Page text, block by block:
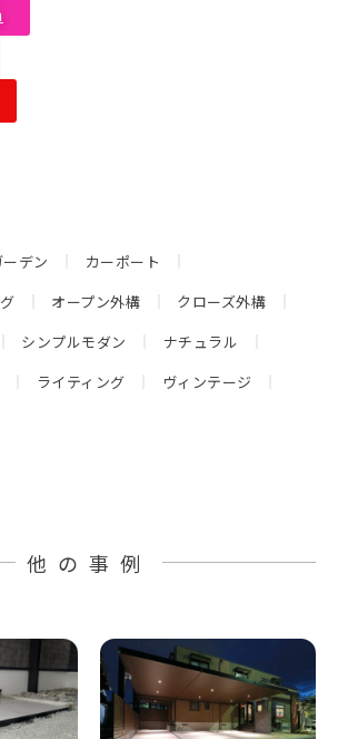
ーデン
カーポート
オープン外構
クローズ外構
シンプルモダン
ナチュラル
ライティング
ヴィンテージ
他の事例